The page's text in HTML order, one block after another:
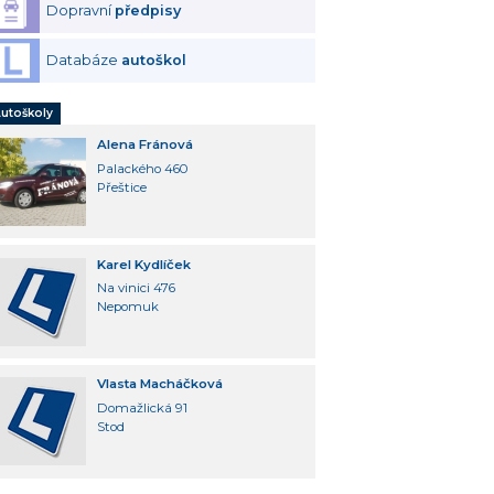
Dopravní předpisy
Databáze autoškol
Alena Fránová
Palackého 460
Přeštice
Karel Kydlíček
Na vinici 476
Nepomuk
Vlasta Macháčková
Domažlická 91
Stod